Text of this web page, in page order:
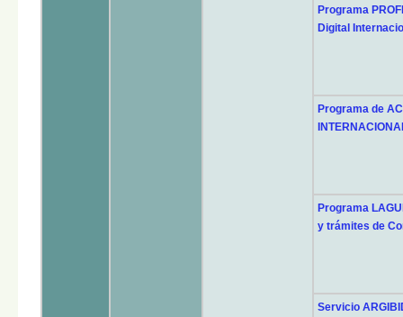
Programa
Digital
Programa de
Programa
y trámites de
Servicio